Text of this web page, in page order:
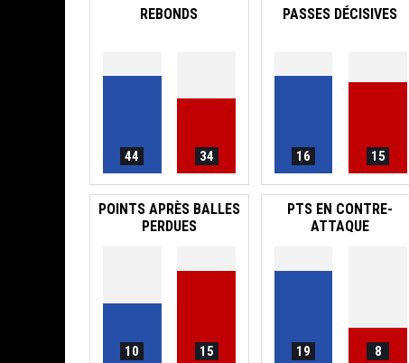
REBONDS
44 34
PASSES DÉCISIVES
16 15
POINTS APRÈS BALLES
PERDUES
10 15
PTS EN CONTRE-
ATTAQUE
19 8